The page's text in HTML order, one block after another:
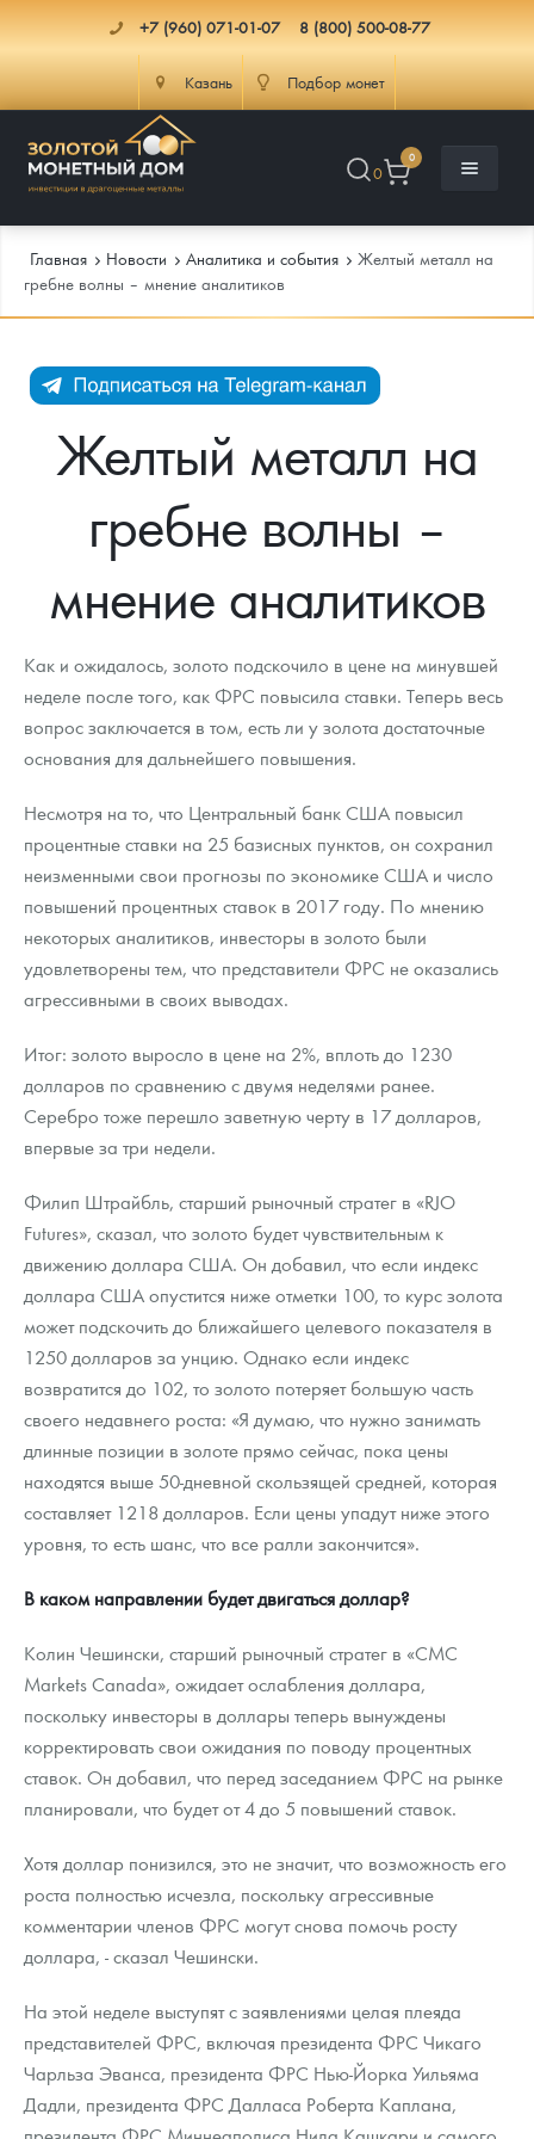
+7 (960) 071-01-07 8 (800) 500-08-77
Казань Подбор монет
0
0
Каталог Монет
Инвестиционные монеты
Монеты Россия и СССР
Памятные и старинные монеты
Монеты Царской России
Монеты стран мира после 1950г
Георгий Победоносец
Золотой червонец Сеятель
Золотые слитки
Аксессуары
Гарри Поттер
Год Лошади
Флот: ледоколы и корабли
Жетоны "Необыкновенные обитатели глубин"
Русская нумизматика
Золотая карманная галерея
Монеты и жетоны из недрагоценных металлов
Книги по нумизматике
Инфо
Как сделать заказ
Гарантии
Выкуп монет
Выкуп серебряных монет
Вопрос - ответ
Памятка для работы с монетами из драгметаллов
Условия возврата
Монеты
Политика конфиденциальности
Политика использования Cookies
Доставка
Информация
Распродажа монет и жетонов
Аналитика и события
Итоги 2025 года. Прогноз курсов золота, серебра, платины на
2026 год
Cтатьи
Георгий Победоносец - динамика цен
Котировки
Курс золота и серебра
Лом выкуп
Скупка слитков
Контакты
О нас
Наши преимущества
Письмо директору
Пресс-служба
Главная Новости Аналитика и события
Желтый металл на
гребне волны – мнение аналитиков
Желтый металл на
гребне волны –
мнение аналитиков
Как и ожидалось, золото подскочило в цене на минувшей
неделе после того, как ФРС повысила ставки. Теперь весь
вопрос заключается в том, есть ли у золота достаточные
основания для дальнейшего повышения.
Несмотря на то, что Центральный банк США повысил
процентные ставки на 25 базисных пунктов, он сохранил
неизменными свои прогнозы по экономике США и число
повышений процентных ставок в 2017 году. По мнению
некоторых аналитиков, инвесторы в золото были
удовлетворены тем, что представители ФРС не оказались
агрессивными в своих выводах.
Итог: золото выросло в цене на 2%, вплоть до 1230
долларов по сравнению с двумя неделями ранее.
Серебро тоже перешло заветную черту в 17 долларов,
впервые за три недели.
Филип Штрайбль, старший рыночный стратег в «RJO
Futures», сказал, что золото будет чувствительным к
движению доллара США. Он добавил, что если индекс
доллара США опустится ниже отметки 100, то курс золота
может подскочить до ближайшего целевого показателя в
1250 долларов за унцию. Однако если индекс
возвратится до 102, то золото потеряет большую часть
своего недавнего роста: «Я думаю, что нужно занимать
длинные позиции в золоте прямо сейчас, пока цены
находятся выше 50-дневной скользящей средней, которая
составляет 1218 долларов. Если цены упадут ниже этого
уровня, то есть шанс, что все ралли закончится».
В каком направлении будет двигаться доллар?
Колин Чешински, старший рыночный стратег в «CMC
Markets Canada», ожидает ослабления доллара,
поскольку инвесторы в доллары теперь вынуждены
корректировать свои ожидания по поводу процентных
ставок. Он добавил, что перед заседанием ФРС на рынке
планировали, что будет от 4 до 5 повышений ставок.
Хотя доллар понизился, это не значит, что возможность его
роста полностью исчезла, поскольку агрессивные
комментарии членов ФРС могут снова помочь росту
доллара, - сказал Чешински.
На этой неделе выступят с заявлениями целая плеяда
представителей ФРС, включая президента ФРС Чикаго
Чарльза Эванса, президента ФРС Нью-Йорка Уильяма
Дадли, президента ФРС Далласа Роберта Каплана,